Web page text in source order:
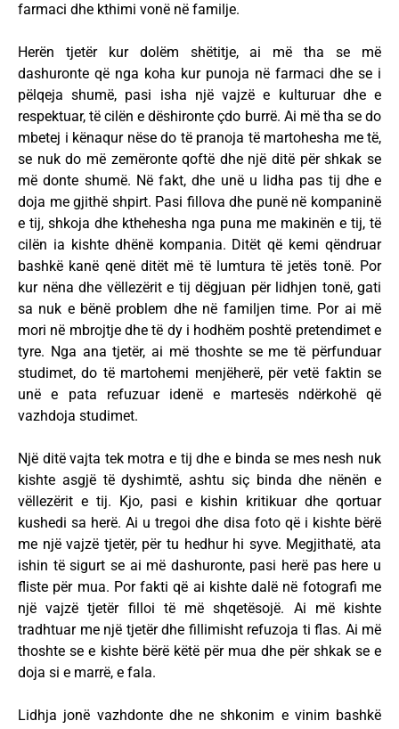
farmaci dhe kthimi vonë në familje.
Herën tjetër kur dolëm shëtitje, ai më tha se më
dashuronte që nga koha kur punoja në farmaci dhe se i
pëlqeja shumë, pasi isha një vajzë e kulturuar dhe e
respektuar, të cilën e dëshironte çdo burrë. Ai më tha se do
mbetej i kënaqur nëse do të pranoja të martohesha me të,
se nuk do më zemëronte qoftë dhe një ditë për shkak se
më donte shumë. Në fakt, dhe unë u lidha pas tij dhe e
doja me gjithë shpirt. Pasi fillova dhe punë në kompaninë
e tij, shkoja dhe kthehesha nga puna me makinën e tij, të
cilën ia kishte dhënë kompania. Ditët që kemi qëndruar
bashkë kanë qenë ditët më të lumtura të jetës tonë. Por
kur nëna dhe vëllezërit e tij dëgjuan për lidhjen tonë, gati
sa nuk e bënë problem dhe në familjen time. Por ai më
mori në mbrojtje dhe të dy i hodhëm poshtë pretendimet e
tyre. Nga ana tjetër, ai më thoshte se me të përfunduar
studimet, do të martohemi menjëherë, për vetë faktin se
unë e pata refuzuar idenë e martesës ndërkohë që
vazhdoja studimet.
Një ditë vajta tek motra e tij dhe e binda se mes nesh nuk
kishte asgjë të dyshimtë, ashtu siç binda dhe nënën e
vëllezërit e tij. Kjo, pasi e kishin kritikuar dhe qortuar
kushedi sa herë. Ai u tregoi dhe disa foto që i kishte bërë
me një vajzë tjetër, për tu hedhur hi syve. Megjithatë, ata
ishin të sigurt se ai më dashuronte, pasi herë pas here u
fliste për mua. Por fakti që ai kishte dalë në fotografi me
një vajzë tjetër filloi të më shqetësojë. Ai më kishte
tradhtuar me një tjetër dhe fillimisht refuzoja ti flas. Ai më
thoshte se e kishte bërë këtë për mua dhe për shkak se e
doja si e marrë, e fala.
Lidhja jonë vazhdonte dhe ne shkonim e vinim bashkë